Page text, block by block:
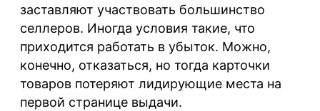
заставляют участвовать большинство
селлеров. Иногда условия такие, что
приходится работать в убыток. Можно,
конечно, отказаться, но тогда карточки
товаров потеряют лидирующие места на
первой странице выдачи.